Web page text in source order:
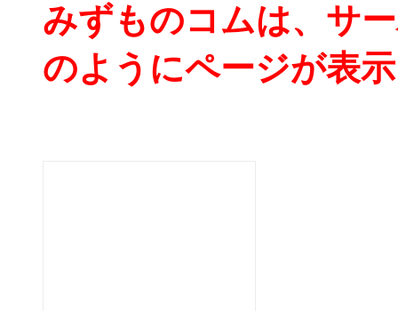
みずものコムは、サ
のようにページが表